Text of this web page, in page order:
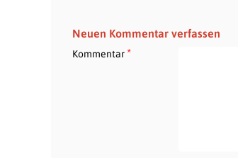
Neuen Kommentar verfassen
Kommentar*